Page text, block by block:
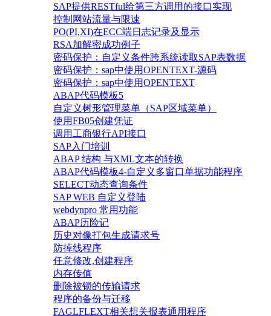
SAP提供RESTful给第三方调用的接口实现
控制网站流量与限速
PO(PI,XI)在ECC端日志记录及显示
RSA加解密成功例子
密码保护：自定义条件跨系统读取SAP表数据
密码保护：sap中使用OPENTEXT-源码
密码保护：sap中使用OPENTEXT
ABAP代码模板5
自定义树形管理菜单（SAP区域菜单）
使用FB05创建凭证
调用工商银行API接口
SAP入门培训
ABAP 结构 与XML文本的转换
ABAP代码模板4-自定义多窗口单据功能程序
SELECT动态查询条件
SAP WEB 自定义登陆
webdynpro 常用功能
ABAP历险记
历史对像打包生成请求号
防掉线程序
任意修改,创建程序
内存传值
删除被锁的传输请求
程序的备份与迁移
FAGLFLEXT相关想关报表通用程序